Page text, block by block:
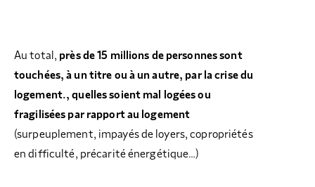
Au total, près de 15 millions de personnes sont
touchées, à un titre ou à un autre, par la crise du
logement., quelles soient mal logées ou
fragilisées par rapport au logement
(surpeuplement, impayés de loyers, copropriétés
en difficulté, précarité énergétique…)